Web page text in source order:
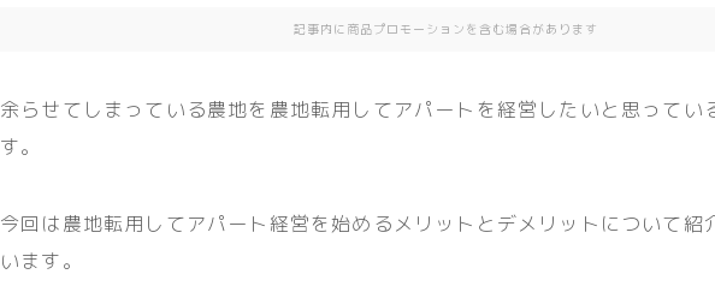
記事内に商品プロモーションを含む場合があります
余らせてしまっている農地を農地転用してアパートを経営したいと思ってい
す。
今回は農地転用してアパート経営を始めるメリットとデメリットについて紹
います。